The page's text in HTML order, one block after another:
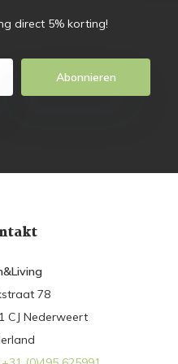
direct 5% korting!
Abonnieren
78
CJ Nederweert